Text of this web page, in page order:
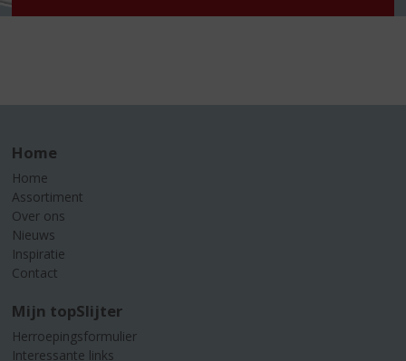
Home
Home
Assortiment
Over ons
Nieuws
Inspiratie
Contact
Mijn topSlijter
Herroepingsformulier
Interessante links